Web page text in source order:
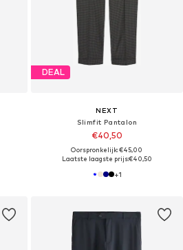
DEAL
NEXT
Slimfit Pantalon
€40,50
Oorspronkelijk: €45,00
Laatste laagste prijs:€40,50
+1